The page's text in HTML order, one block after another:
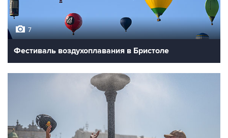
7
Фестиваль воздухоплавания в Бристоле